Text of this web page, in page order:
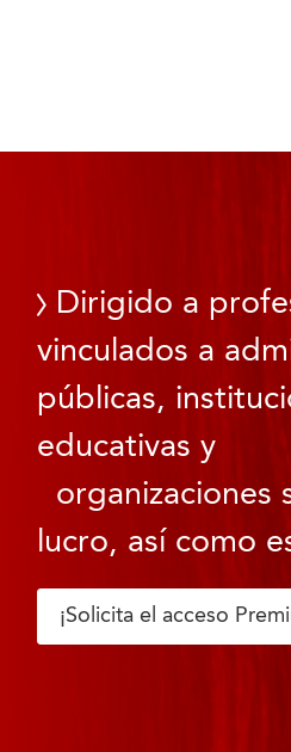
Dirigido a
vinculados a
públicas,
educativas y
organizaciones
lucro, así como
¡Solicita el acceso